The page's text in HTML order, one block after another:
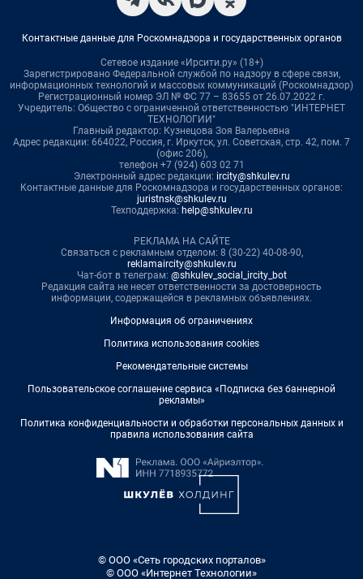
Контактные данные для Роскомнадзора и государственных органов
Сетевое издание «Ирсити.ру» (18+)
Зарегистрировано Федеральной службой по надзору в сфере связи,
информационных технологий и массовых коммуникаций (Роскомнадзор)
Регистрационный номер ЭЛ № ФС 77 – 83655 от 26.07.2022 г.
Учредитель: Общество с ограниченной ответственностью "ИНТЕРНЕТ
ТЕХНОЛОГИИ"
Главный редактор: Кузнецова Зоя Валерьевна
Адрес редакции: 664022, Россия, г. Иркутск, ул. Советская, стр. 42, пом. 7
(офис 206),
телефон +7 (924) 603 02 71
Электронный адрес редакции: ircity@shkulev.ru
Контактные данные для Роскомнадзора и государственных органов:
juristnsk@shkulev.ru
Техподдержка: help@shkulev.ru
РЕКЛАМА НА САЙТЕ
Связаться с рекламным отделом: 8 (30-22) 40-08-90,
reklamaircity@shkulev.ru
Чат-бот в телеграм: @shkulev_social_ircity_bot
Редакция сайта не несет ответственности за достоверность
информации, содержащейся в рекламных объявлениях.
Информация об ограничениях
Политика использования cookies
Рекомендательные системы
Пользовательское соглашение сервиса «Подписка без баннерной
рекламы»
Политика конфиденциальности и обработки персональных данных и
правила использования сайта
© ООО «Сеть городских порталов»
© ООО «Интернет Технологии»